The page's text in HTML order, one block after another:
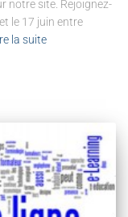
notre site. Rejoignez-
le 17 juin entre
la suite